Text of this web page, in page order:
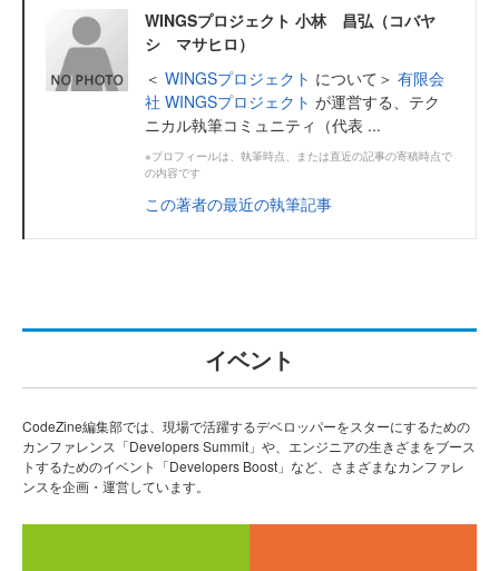
WINGSプロジェクト 小林 昌弘（コバヤ
シ マサヒロ）
＜ WINGSプロジェクト について＞ 有限会
社 WINGSプロジェクト が運営する、テク
ニカル執筆コミュニティ（代表 ...
※プロフィールは、執筆時点、または直近の記事の寄稿時点で
の内容です
この著者の最近の執筆記事
イベント
CodeZine編集部では、現場で活躍するデベロッパーをスターにするための
カンファレンス「Developers Summit」や、エンジニアの生きざまをブース
トするためのイベント「Developers Boost」など、さまざまなカンファレ
ンスを企画・運営しています。